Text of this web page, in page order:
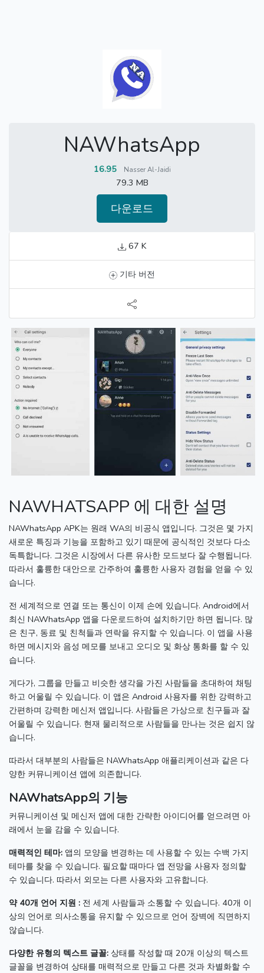
NAWhatsApp
16.95 Nasser Al-Jaidi
79.3 MB
다운로드
67 K
기타 버전
NAWHATSAPP 에 대한 설명
NAWhatsApp APK는 원래 WA의 비공식 앱입니다. 그것은 몇 가지
새로운 특징과 기능을 포함하고 있기 때문에 공식적인 것보다 다소
독특합니다. 그것은 시장에서 다른 유사한 모드보다 잘 수행됩니다.
따라서 훌륭한 대안으로 간주하여 훌륭한 사용자 경험을 얻을 수 있
습니다.
전 세계적으로 연결 또는 통신이 이제 손에 있습니다. Android에서
최신 NAWhatsApp 앱을 다운로드하여 설치하기만 하면 됩니다. 많
은 친구, 동료 및 친척들과 연락을 유지할 수 있습니다. 이 앱을 사용
하면 메시지와 음성 메모를 보내고 오디오 및 화상 통화를 할 수 있
습니다.
게다가, 그룹을 만들고 비슷한 생각을 가진 사람들을 초대하여 채팅
하고 어울릴 수 있습니다. 이 앱은 Android 사용자를 위한 강력하고
간편하며 강력한 메신저 앱입니다. 사람들은 가상으로 친구들과 잘
어울릴 수 있습니다. 현재 물리적으로 사람들을 만나는 것은 쉽지 않
습니다.
따라서 대부분의 사람들은 NAWhatsApp 애플리케이션과 같은 다
양한 커뮤니케이션 앱에 의존합니다.
NAWhatsApp의 기능
커뮤니케이션 및 메신저 앱에 대한 간략한 아이디어를 얻으려면 아
래에서 눈을 감을 수 있습니다.
매력적인 테마: 앱의 모양을 변경하는 데 사용할 수 있는 수백 가지
테마를 찾을 수 있습니다. 필요할 때마다 앱 전망을 사용자 정의할
수 있습니다. 따라서 외모는 다른 사용자와 고유합니다.
약 40개 언어 지원 : 전 세계 사람들과 소통할 수 있습니다. 40개 이
상의 언어로 의사소통을 유지할 수 있으므로 언어 ​​장벽에 직면하지
않습니다.
다양한 유형의 텍스트 글꼴: 상태를 작성할 때 20개 이상의 텍스트
글꼴을 변경하여 상태를 매력적으로 만들고 다른 것과 차별화할 수